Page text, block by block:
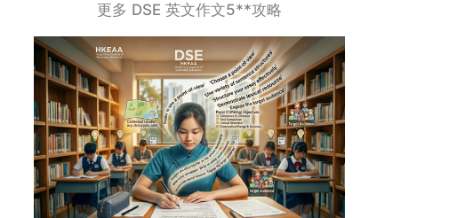
更多 DSE 英文作文5**攻略